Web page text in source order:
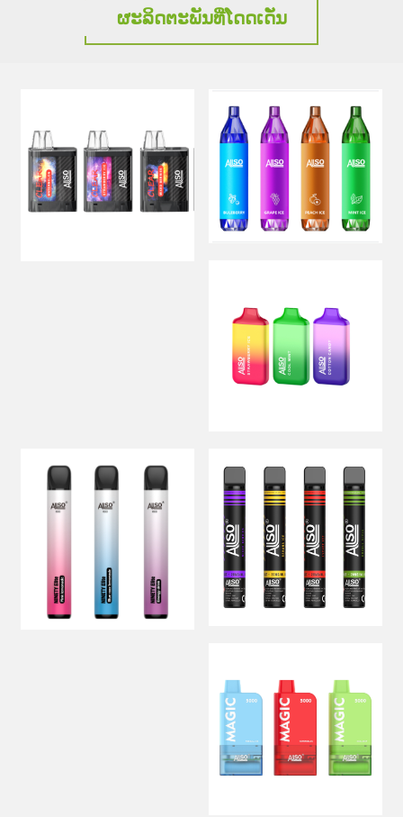
ຜະລິດຕະພັນທີ່ໂດດເດັ່ນ